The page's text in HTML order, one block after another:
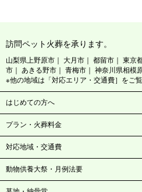
訪問ペット火葬を承ります。
山梨県上野原市 大月市 都留市 東京
市
あきる野市 青梅市
神奈川県相模
※他の地域は「対応エリア・交通費］をご覧
はじめての方へ
プラン・火葬料金
対応地域・交通費
動物供養大祭・月例法要